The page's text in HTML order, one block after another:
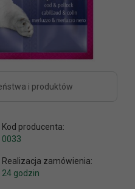
i produktów
Kod producenta:
0033
Realizacja zamówienia:
24 godzin